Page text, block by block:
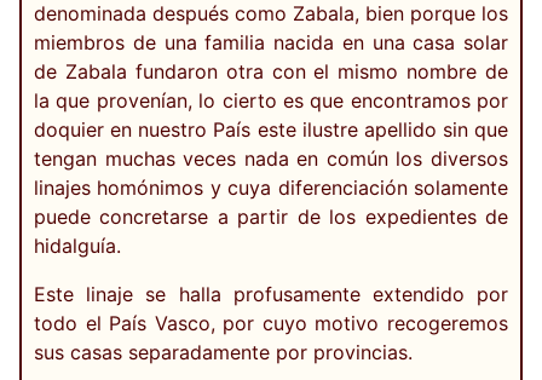
denominada después como Zabala, bien porque los
miembros de una familia nacida en una casa solar
de Zabala fundaron otra con el mismo nombre de
la que provenían, lo cierto es que encontramos por
doquier en nuestro País este ilustre apellido sin que
tengan muchas veces nada en común los diversos
linajes homónimos y cuya diferenciación solamente
puede concretarse a partir de los expedientes de
hidalguía.
Este linaje se halla profusamente extendido por
todo el País Vasco, por cuyo motivo recogeremos
sus casas separadamente por provincias.